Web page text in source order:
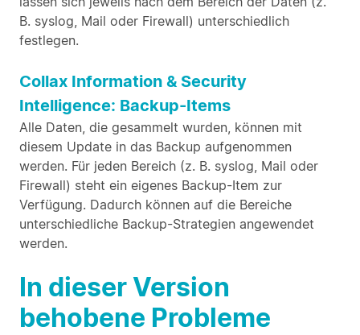
B. syslog, Mail oder Firewall) unterschiedlich
festlegen.
Collax Information & Security
Intelligence: Backup-Items
Alle Daten, die gesammelt wurden, können mit
diesem Update in das Backup aufgenommen
werden. Für jeden Bereich (z. B. syslog, Mail oder
Firewall) steht ein eigenes Backup-Item zur
Verfügung. Dadurch können auf die Bereiche
unterschiedliche Backup-Strategien angewendet
werden.
In dieser Version
behobene Probleme